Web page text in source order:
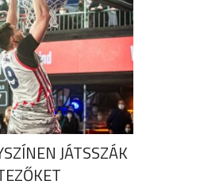
JÁTSSZÁK